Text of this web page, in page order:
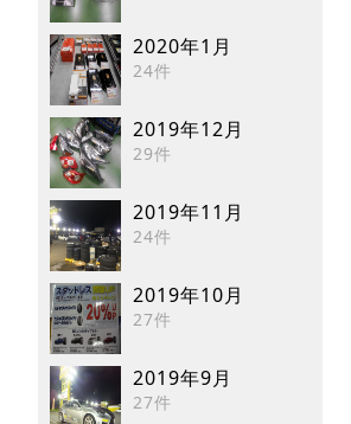
2020年1月
24件
2019年12月
29件
2019年11月
24件
2019年10月
27件
2019年9月
27件